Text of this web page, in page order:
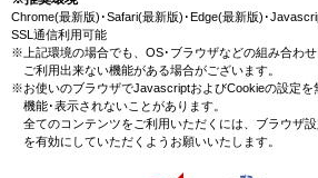
Chrome(最新版)･Safari(最新版)･Edge(最新版)･
SSL通信利用可能
※上記環境の場合でも、OS･ブラウザなどの組み合わせ
ご利用出来ない機能がある場合がございます。
※お使いのブラウザでJavascriptおよびCookieの設定を
機能･表示されないことがあります。
全てのコンテンツをご利用いただくには、ブラウザ
を有効にしていただくようお願いいたします。